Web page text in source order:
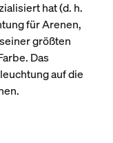
hat (d. h.
für Arenen,
größten
Das
auf die